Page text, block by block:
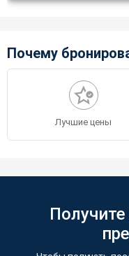
Почему
Лучшие цены